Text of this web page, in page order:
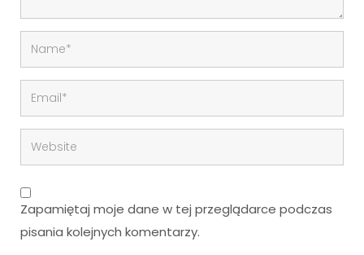
Zapamiętaj moje dane w tej przeglądarce podczas
pisania kolejnych komentarzy.